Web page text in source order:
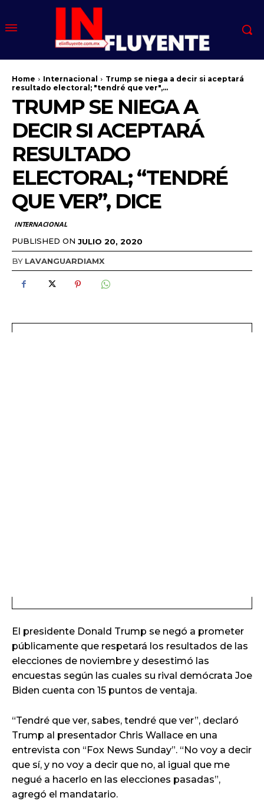
Home Internacional
Trump se niega a decir si aceptará
resultado electoral; "tendré que ver",...
TRUMP SE NIEGA A
DECIR SI ACEPTARÁ
RESULTADO
ELECTORAL; “TENDRÉ
QUE VER”, DICE
INTERNACIONAL
PUBLISHED ON JULIO 20, 2020
BY LAVANGUARDIAMX
El presidente Donald Trump se negó a prometer
públicamente que respetará los resultados de las
elecciones de noviembre y desestimó las
encuestas según las cuales su rival demócrata Joe
Biden cuenta con 15 puntos de ventaja.
“Tendré que ver, sabes, tendré que ver”, declaró
Trump al presentador Chris Wallace en una
entrevista con “Fox News Sunday”. “No voy a decir
que sí, y no voy a decir que no, al igual que me
negué a hacerlo en las elecciones pasadas”,
agregó el mandatario.